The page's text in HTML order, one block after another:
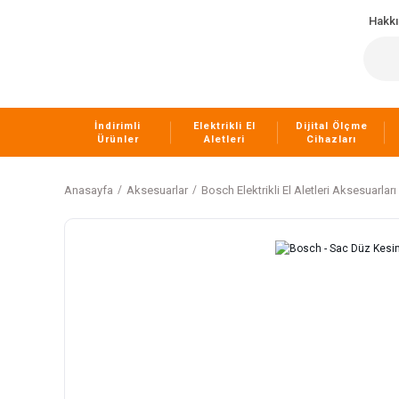
İndirimli
Ürünler
Elektrikli El
Aletleri
Dijital Ölçme
Cihazları
Anasayfa Aksesuarlar Bosch Elektrikli El Aletleri Aksesuarları